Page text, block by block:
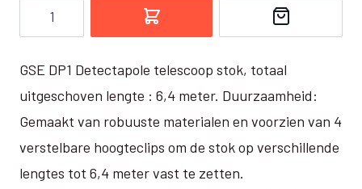
GSE DP1 Detectapole telescoop stok, totaal
uitgeschoven lengte : 6,4 meter. Duurzaamheid:
Gemaakt van robuuste materialen en voorzien van 4
verstelbare hoogteclips om de stok op verschillende
lengtes tot 6,4 meter vast te zetten.